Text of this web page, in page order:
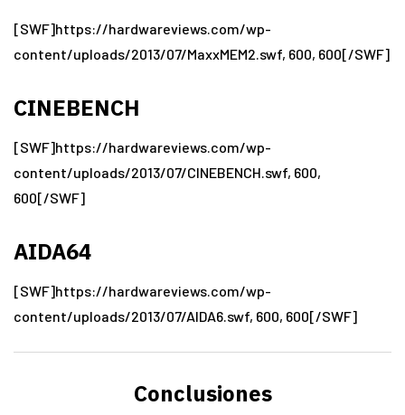
[SWF]https://hardwareviews.com/wp-
content/uploads/2013/07/MaxxMEM2.swf, 600, 600[/SWF]
CINEBENCH
[SWF]https://hardwareviews.com/wp-
content/uploads/2013/07/CINEBENCH.swf, 600,
600[/SWF]
AIDA64
[SWF]https://hardwareviews.com/wp-
content/uploads/2013/07/AIDA6.swf, 600, 600[/SWF]
Conclusiones